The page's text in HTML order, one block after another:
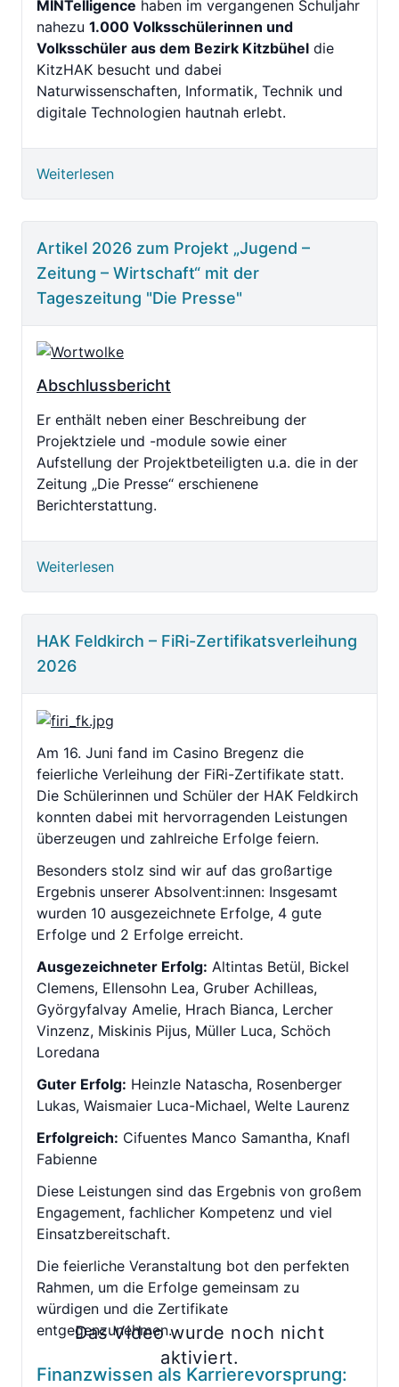
MINTelligence haben im vergangenen Schuljahr
nahezu 1.000 Volksschülerinnen und
Volksschüler aus dem Bezirk Kitzbühel die
KitzHAK besucht und dabei
Naturwissenschaften, Informatik, Technik und
digitale Technologien hautnah erlebt.
Weiterlesen
Artikel 2026 zum Projekt „Jugend –
Zeitung – Wirtschaft“ mit der
Tageszeitung "Die Presse"
Abschlussbericht
Er enthält neben einer Beschreibung der
Projektziele und -module sowie einer
Aufstellung der Projektbeteiligten u.a. die in der
Zeitung „Die Presse“ erschienene
Berichterstattung.
Weiterlesen
HAK Feldkirch – FiRi-Zertifikatsverleihung
2026
Am 16. Juni fand im Casino Bregenz die
feierliche Verleihung der FiRi-Zertifikate statt.
Die Schülerinnen und Schüler der HAK Feldkirch
konnten dabei mit hervorragenden Leistungen
überzeugen und zahlreiche Erfolge feiern.
Besonders stolz sind wir auf das großartige
Ergebnis unserer Absolvent:innen: Insgesamt
wurden 10 ausgezeichnete Erfolge, 4 gute
Erfolge und 2 Erfolge erreicht.
Ausgezeichneter Erfolg: Altintas Betül, Bickel
Clemens, Ellensohn Lea, Gruber Achilleas,
Györgyfalvay Amelie, Hrach Bianca, Lercher
Vinzenz, Miskinis Pijus, Müller Luca, Schöch
Loredana
Guter Erfolg: Heinzle Natascha, Rosenberger
Lukas, Waismaier Luca-Michael, Welte Laurenz
Erfolgreich: Cifuentes Manco Samantha, Knafl
Fabienne
Diese Leistungen sind das Ergebnis von großem
Engagement, fachlicher Kompetenz und viel
Einsatzbereitschaft.
Die feierliche Veranstaltung bot den perfekten
Rahmen, um die Erfolge gemeinsam zu
würdigen und die Zertifikate
entgegenzunehmen.
Finanzwissen als Karrierevorsprung:
Das Video wurde noch nicht
aktiviert.